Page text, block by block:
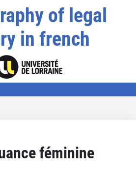
of legal
in french
féminine